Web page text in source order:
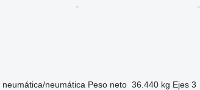
neumática/neumática Peso neto 36.440 kg Ejes 3